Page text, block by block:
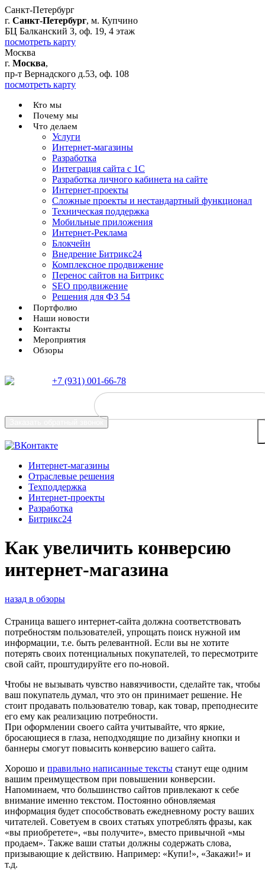
Санкт-Петербург
г. Санкт-Петербург, м. Купчино
БЦ Балканский З, оф. 19, 4 этаж
посмотреть карту
Москва
г. Москва,
пр-т Вернадского д.53, оф. 108
посмотреть карту
Кто мы
Почему мы
Что делаем
Услуги
Интернет-магазины
Разработка
Интеграция сайта с 1С
Разработка личного кабинета на сайте
Интернет-проекты
Сложные проекты и нестандартный функционал
Teхническая поддержка
Мобильные приложения
Интернет-Реклама
Блокчейн
Внедрение Битрикс24
Комплексное продвижение
Перенос сайтов на Битрикс
SEO продвижение
Решения для ФЗ 54
Портфолио
Наши новости
Контакты
Мероприятия
Обзоры
+7 (931) 001-66-78
Интернет-магазины
Отраслевые решения
Техподдержка
Интернет-проекты
Разработка
Битрикс24
Как увеличить конверсию
интернет-магазина
назад в обзоры
Страница вашего интернет-сайта должна соответствовать
потребностям пользователей, упрощать поиск нужной им
информации, т.е. быть релевантной. Если вы не хотите
потерять своих потенциальных покупателей, то пересмотрите
свой сайт, проштудируйте его по-новой.
Чтобы не вызывать чувство навязчивости, сделайте так, чтобы
ваш покупатель думал, что это он принимает решение. Не
стоит продавать пользователю товар, как товар, преподнесите
его ему как реализацию потребности.
При оформлении своего сайта учитывайте, что яркие,
бросающиеся в глаза, неподходящие по дизайну кнопки и
баннеры смогут повысить конверсию вашего сайта.
Хорошо и правильно написанные тексты станут еще одним
вашим преимуществом при повышении конверсии.
Напоминаем, что большинство сайтов привлекают к себе
внимание именно текстом. Постоянно обновляемая
информация будет способствовать ежедневному росту ваших
читателей. Советуем в своих статьях употреблять фразы, как
«вы приобретете», «вы получите», вместо привычной «мы
продаем». Также ваши статьи должны содержать слова,
призывающие к действию. Например: «Купи!», «Закажи!» и
т.д.